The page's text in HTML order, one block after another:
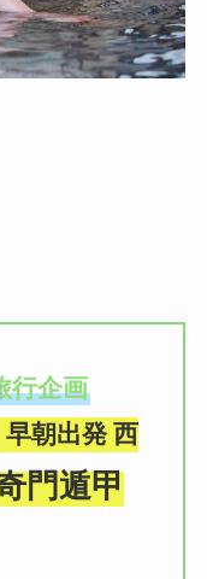
行企画
早朝出発 西
門遁甲